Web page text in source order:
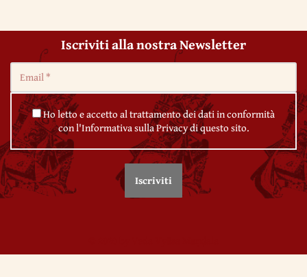
Iscriviti alla nostra Newsletter
Ho letto e accetto al trattamento dei dati in conformità
con l'Informativa sulla Privacy di questo sito.